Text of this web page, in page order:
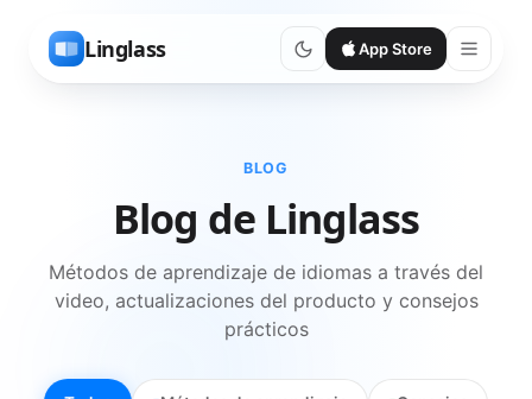
Linglass App Store
BLOG
Blog de Linglass
Métodos de aprendizaje de idiomas a través del
video, actualizaciones del producto y consejos
prácticos